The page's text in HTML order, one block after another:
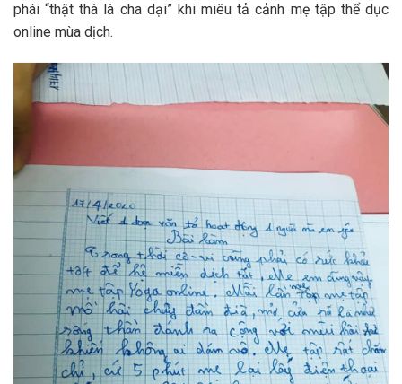
phái “thật thà là cha dại” khi miêu tả cảnh mẹ tập thể dục
online mùa dịch.